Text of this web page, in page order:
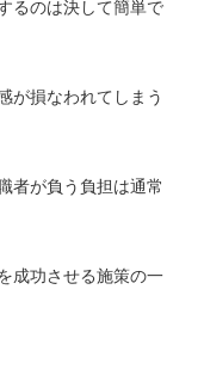
るのは決して簡単で
が損なわれてしまう
者が負う負担は通常
成功させる施策の一